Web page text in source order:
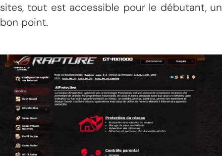
sites, tout est accessible pour le débutant, un
bon point.